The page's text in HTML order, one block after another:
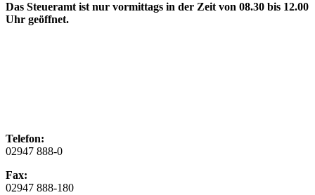
Das Steueramt ist nur vormittags in der Zeit von 08.30 bis 12.00
Uhr geöffnet.
Telefon:
02947 888-0
Fax:
02947 888-180